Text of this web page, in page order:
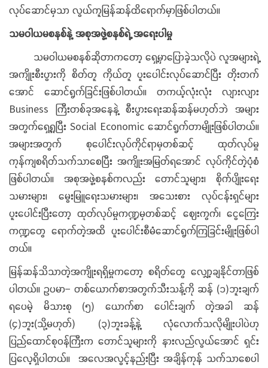
လုပ်ဆောင်မှသာ လွယ်ကူမြန်ဆန်ထိရောက်မှာဖြစ်ပါတယ်။
သမဝါယမစနစ်နဲ့ အစုအဖွဲ့စနစ်ရဲ့ အရေးပါမှု
သမဝါယမစနစ်ဆိုတာကတော့ ရှေ့မှာပြောခဲ့သလိုပဲ လူအများရဲ့
အကျိုးစီးပွားကို စိတ်တူ ကိုယ်တူ ပူးပေါင်းလုပ်ဆောင်ပြီး တိုးတက်
အောင် ဆောင်ရွက်ခြင်းဖြစ်ပါတယ်။ တကယ့်လုံးလုံး လျားလျား
Business ကြီးတစ်ခုအနေနဲ့ စီးပွားရေးဆန်ဆန်မဟုတ်ဘဲ အများ
အတွက်ရှေ့ရှုပြီး Social Economic ဆောင်ရွက်တာမျိုးဖြစ်ပါတယ်။
အများအတွက် စုပေါင်းလုပ်ကိုင်ရာမှတစ်ဆင့် ထုတ်လုပ်မှု
ကုန်ကျစရိတ်သက်သာစေပြီး အကျိုးအမြတ်ရအောင် လုပ်ကိုင်တဲ့ပုံစံ
ဖြစ်ပါတယ်။ အစုအဖွဲ့စနစ်ကလည်း တောင်သူများ၊ စိုက်ပျိုးရေး
သမားများ၊ မွေးမြူရေးသမားများ၊ အသေးစား လုပ်ငန်းရှင်များ
ပူးပေါင်းပြီးတော့ ထုတ်လုပ်မှုကဏ္ဍမှတစ်ဆင့် ဈေးကွက်၊ ငွေကြေး
ကဏ္ဍတွေ ရောက်တဲ့အထိ ပူးပေါင်းစီမံဆောင်ရွက်ကြခြင်းမျိုးဖြစ်ပါ
တယ်။
မြန်ဆန်သိသာတဲ့အကျိုးရရှိမှုကတော့ စရိတ်တွေ လျှော့ချနိုင်တာဖြစ်
ပါတယ်။ ဥပမာ− တစ်ယောက်စာအတွက်သီးသန့်ကို ဆန် (၁)ဘူးချက်
ရပေမဲ့ မိသားစု (၅) ယောက်စာ ပေါင်းချက် တဲ့အခါ ဆန်
(၄)ဘူး(သို့မဟုတ်) (၃)ဘူးခန့်နဲ့ လုံလောက်သလိုမျိုးပါပဲဟု
ပြည်ထောင်စုဝန်ကြီးက တောင်သူများကို နားလည်လွယ်အောင် ရှင်း
ပြလေ့ရှိပါတယ်။ အလေအလွင့်နည်းပြီး အချိန်ကုန် သက်သာစေပါ